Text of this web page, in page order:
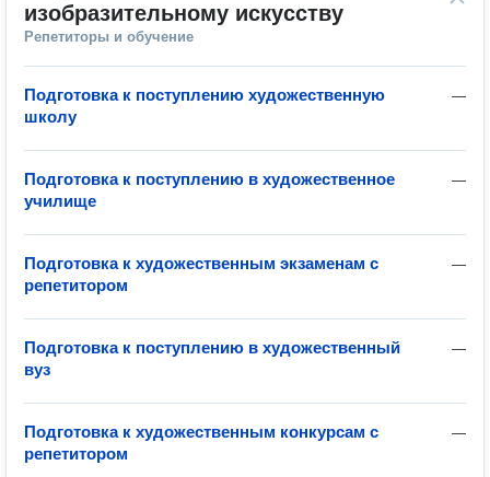
изобразительному искусству
Репетиторы и обучение
—
Подготовка к поступлению художественную
школу
—
Подготовка к поступлению в художественное
училище
—
Подготовка к художественным экзаменам с
репетитором
—
Подготовка к поступлению в художественный
вуз
—
Подготовка к художественным конкурсам с
репетитором